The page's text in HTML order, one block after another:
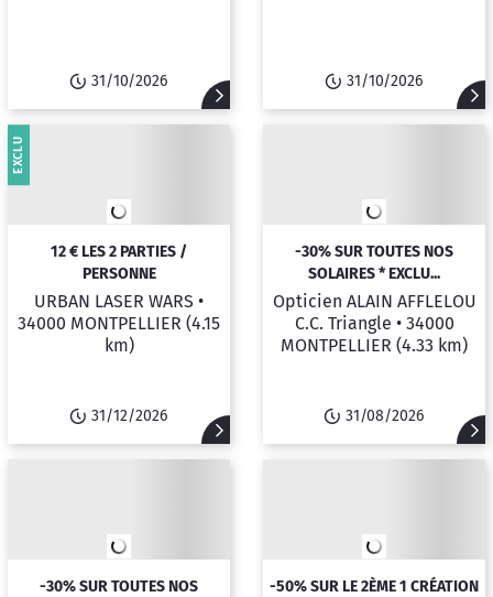
31/10/2026 31/10/2026
12 € LES 2 PARTIES /
PERSONNE
URBAN LASER WARS •
34000 MONTPELLIER (4.15
km)
31/12/2026
EXCLU
-30% SUR TOUTES NOS
SOLAIRES * EXCLU...
Opticien ALAIN AFFLELOU
C.C. Triangle • 34000
MONTPELLIER (4.33 km)
31/08/2026
-30% SUR TOUTES NOS
-50% SUR LE 2ÈME 1 CRÉATION